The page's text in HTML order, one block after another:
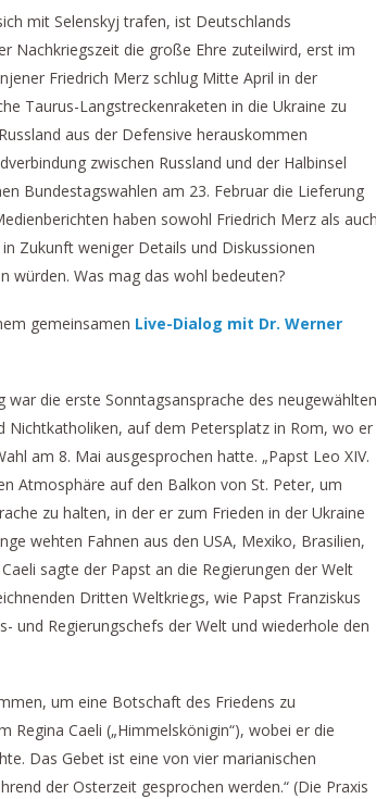
mit Selenskyj trafen, ist Deutschlands
Nachkriegszeit die große Ehre zuteilwird, erst im
Friedrich Merz schlug Mitte April in der
Taurus-Langstreckenraketen in die Ukraine zu
aus der Defensive herauskommen
zwischen Russland und der Halbinsel
Bundestagswahlen am 23. Februar die Lieferung
haben sowohl Friedrich Merz als auch
Zukunft weniger Details und Diskussionen
würden. Was mag das wohl bedeuten?
gemeinsamen Live-Dialog mit Dr. Werner
die erste Sonntagsansprache des neugewählten
Nichtkatholiken, auf dem Petersplatz in Rom, wo er
am 8. Mai ausgesprochen hatte. „Papst Leo XIV.
Atmosphäre auf den Balkon von St. Peter, um
zu halten, in der er zum Frieden in der Ukraine
wehten Fahnen aus den USA, Mexiko, Brasilien,
sagte der Papst an die Regierungen der Welt
Dritten Weltkriegs, wie Papst Franziskus
und Regierungschefs der Welt und wiederhole den
um eine Botschaft des Friedens zu
Caeli („Himmelskönigin“), wobei er die
Das Gebet ist eine von vier marianischen
der Osterzeit gesprochen werden.“ (Die Praxis